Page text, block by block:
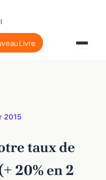
Livre
2015
taux de
20% en 2